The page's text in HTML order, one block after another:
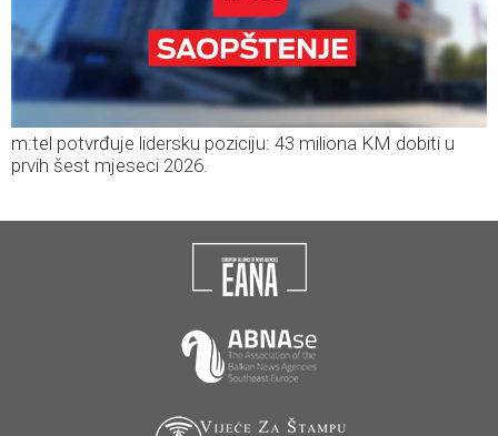
m:tel potvrđuje lidersku poziciju: 43 miliona KM dobiti u
prvih šest mjeseci 2026.